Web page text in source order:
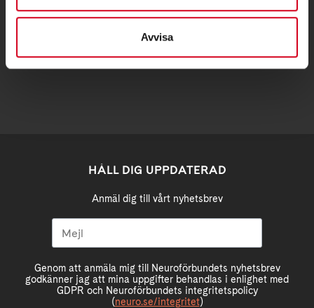
Avvisa
BG 5792-5224 PG 966078-8
HÅLL DIG UPPDATERAD
Anmäl dig till vårt nyhetsbrev
Genom att anmäla mig till Neuroförbundets nyhetsbrev
godkänner jag att mina uppgifter behandlas i enlighet med
GDPR och Neuroförbundets integritetspolicy
(neuro.se/integritet)